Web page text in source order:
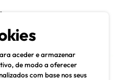
aceder e armazenar
de modo a oferecer
com base nos seus